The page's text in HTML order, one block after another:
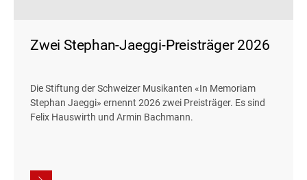
Zwei Stephan-Jaeggi-Preisträger 2026
Die Stiftung der Schweizer Musikanten «In Memoriam
Stephan Jaeggi» ernennt 2026 zwei Preisträger. Es sind
Felix Hauswirth und Armin Bachmann.